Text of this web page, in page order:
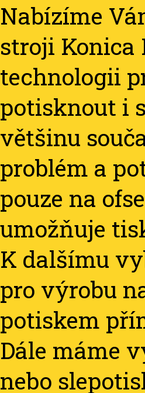
Nabízíme
stroji Konica
technologii
potisknout i
většinu
problém a
pouze na
umožňuje
K dalšímu
pro výrobu
potiskem
Dále máme
nebo